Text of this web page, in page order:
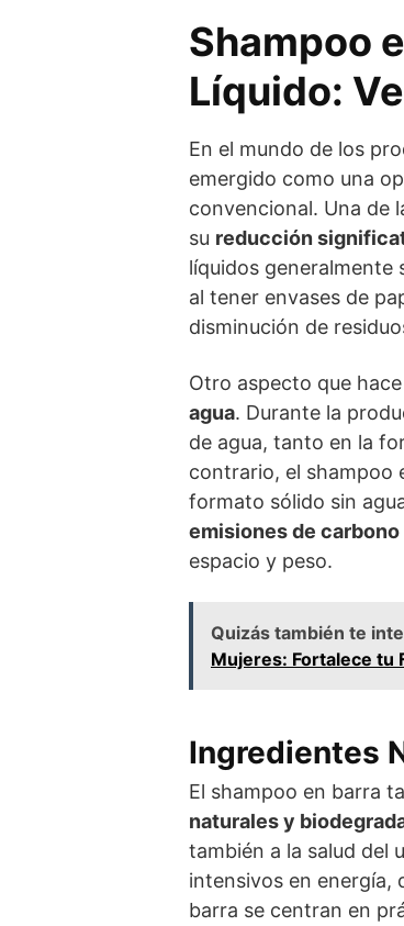
Shampoo
Líquido:
En el mundo de los
emergido como una
convencional. Una de
su reducción
líquidos generalmente
al tener envases de
disminución de
Otro aspecto que
agua. Durante la
de agua, tanto en la
contrario, el shampoo
formato sólido sin
emisiones de carbono
espacio y peso.
Quizás también te
Mujeres: Fortalece tu
Ingredientes
El shampoo en barra
naturales y
también a la salud del
intensivos en energía,
barra se centran en